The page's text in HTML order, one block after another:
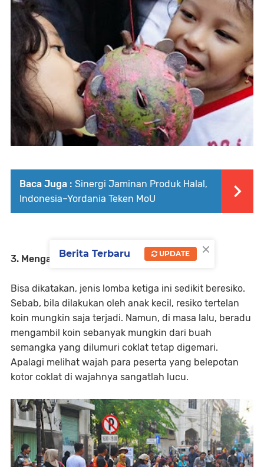
Baca Juga : Sinergi Jaminan Produk Halal,
Indonesia–Yordania Teken MoU
3. Mengambil Koin dari Semangka
Bisa dikatakan, jenis lomba ketiga ini sedikit beresiko.
Sebab, bila dilakukan oleh anak kecil, resiko tertelan
koin mungkin saja terjadi. Namun, di masa lalu, beradu
mengambil koin sebanyak mungkin dari buah
semangka yang dilumuri coklat tetap digemari.
Apalagi melihat wajah para peserta yang belepotan
kotor coklat di wajahnya sangatlah lucu.
×
Berita Terbaru UPDATE